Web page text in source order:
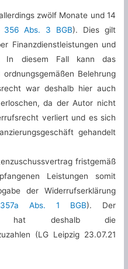
zwölf Monate und 14
356 Abs. 3 BGB). Dies gilt
Finanzdienstleistungen und
In diesem Fall kann das
Belehrung
war deshalb hier auch
da der Autor nicht
verliert und es sich
gehandelt
fristgemäß
Leistungen somit
der Widerrufserklärung
Abs. 1 BGB). Der
hat deshalb die
(LG Leipzig 23.07.21